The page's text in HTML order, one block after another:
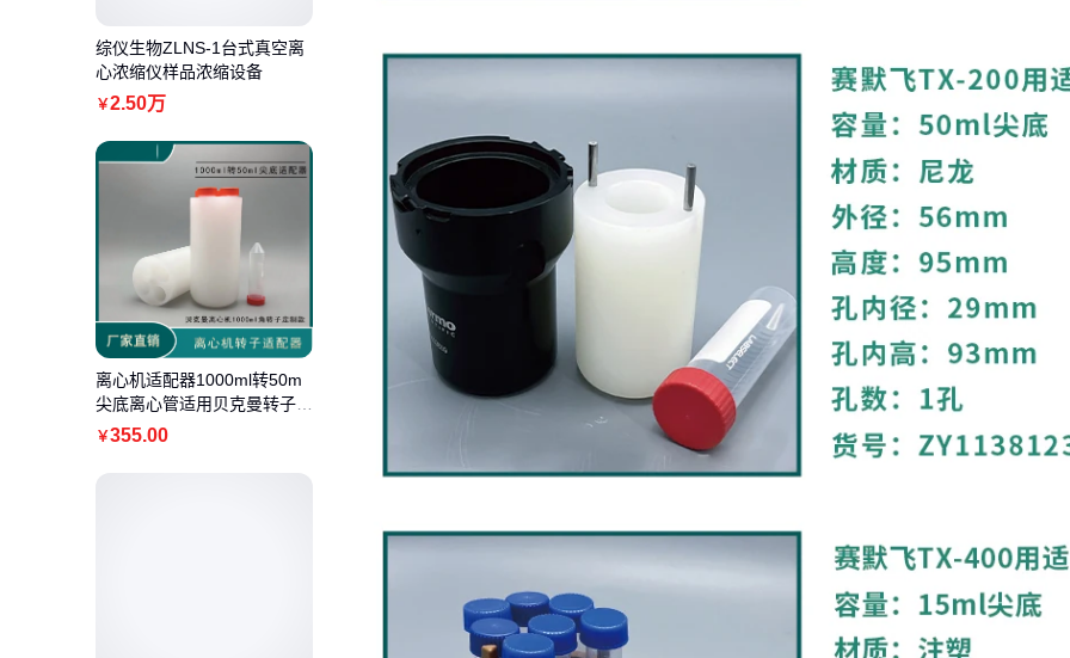
综仪生物ZLNS-1台式真空离
心浓缩仪样品浓缩设备
￥2.50万
离心机适配器1000ml转50m
尖底离心管适用贝克曼转子J
LA-9/8.1000
￥355.00